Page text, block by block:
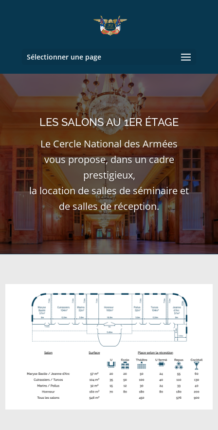
Sélectionner une page
LES SALONS AU 1ER ÉTAGE
Le Cercle National des Armées
vous propose, dans un cadre
prestigieux,
la location de salles de séminaire et
de salles de réception.